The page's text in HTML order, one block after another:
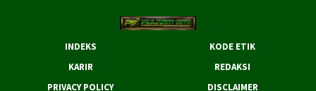
INDEKS
KODE ETIK
KARIR
REDAKSI
PRIVACY POLICY
DISCLAIMER